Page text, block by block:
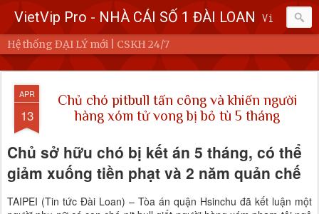
VietVip Pro - NHÀ CÁI SỐ 1 ĐÀI LOAN Vietvip Pro Sân chơi cá cược nhà cái hàng đầu Đài Loan. Vietvip Pro phát hành hơn 600 game cược khác nhau. Nạp tiền tại 7-Eleven, Family Mart, Okmart, Hilife, ATM. Rút tiền 24h không giới hạn. Uy tín khi bao rút, miễn phí 60kuai phí rút tiền. Hệ thống khuyến mãi cho cả hội viên mới và hội viên cũ, cskh 1:1 24/7.
Hệ thống ĐẠI LÝ mới | CSKH 24/7
APR
13
Chủ chó pitbull tấn công và khiến người
hàng xóm tử vong bị bỏ tù 5 tháng
Chủ sở hữu chó bị kết án 5 tháng, có thể
giảm xuống tiền phạt và 2 năm quản chế
TAIPEI (Tin tức Đài Loan) – Tòa án quận Hsinchu đã kết luận một